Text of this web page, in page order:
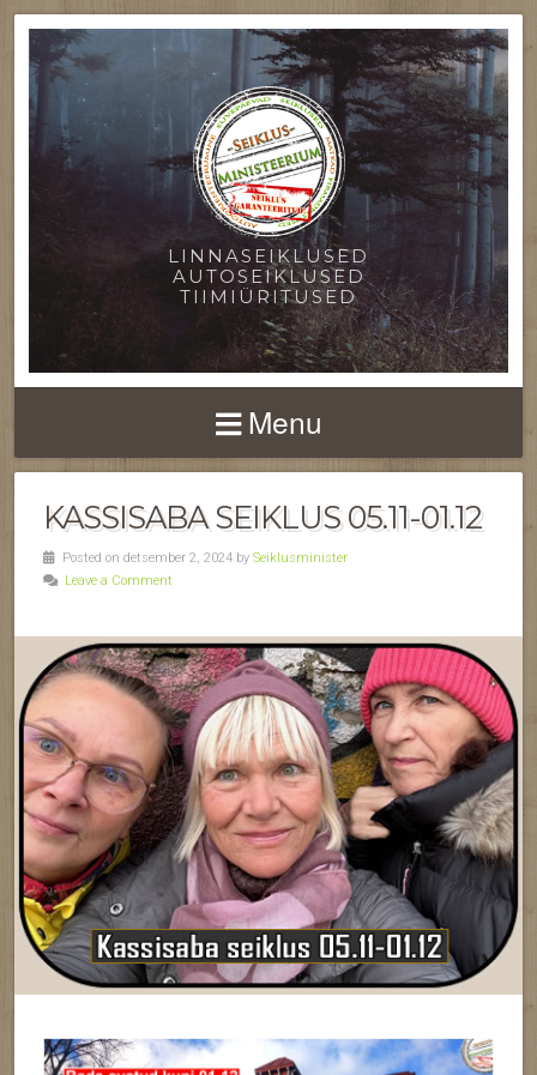
LINNASEIKLUSED
AUTOSEIKLUSED
TIIMIÜRITUSED
Menu
KASSISABA SEIKLUS 05.11-01.12
Posted on detsember 2, 2024 by Seiklusminister
Leave a Comment